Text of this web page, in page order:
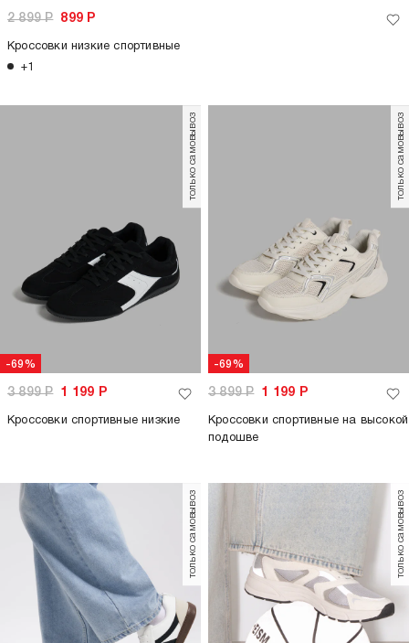
2 899Р 899 Р
Кроссовки низкие спортивные
+1
-69%
только самовывоз
3 899Р 1 199 Р
Кроссовки спортивные низкие
-69%
только самовывоз
3 899Р 1 199 Р
Кроссовки спортивные на высокой
подошве
только самовывоз только самовывоз